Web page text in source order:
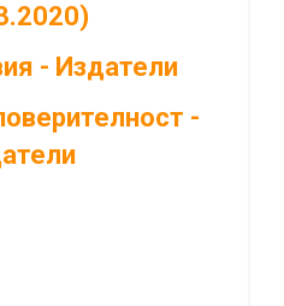
- Издатели
-